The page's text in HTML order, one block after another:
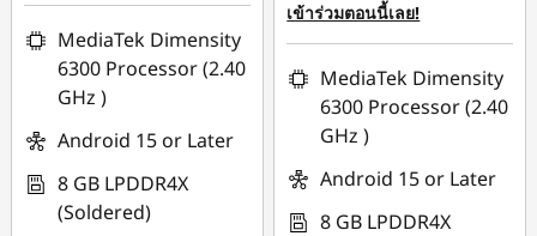
MediaTek Dimensity
6300 Processor (2.40
GHz )
Android 15 or Later
8 GB LPDDR4X
(Soldered)
เข้าร่วมตอนนี้เลย!
MediaTek Dimensity
6300 Processor (2.40
GHz )
Android 15 or Later
8 GB LPDDR4X